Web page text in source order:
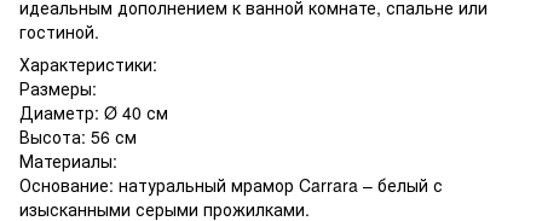
идеальным дополнением к ванной комнате, спальне или
гостиной.
Характеристики:
Размеры:
Диаметр: Ø 40 см
Высота: 56 см
Материалы:
Основание: натуральный мрамор Carrara – белый с
изысканными серыми прожилками.